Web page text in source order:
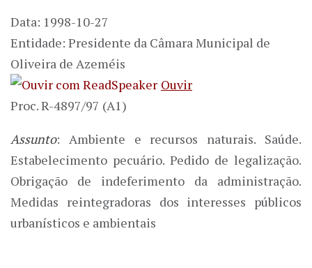
Data: 1998-10-27
Entidade: Presidente da Câmara Municipal de
Oliveira de Azeméis
Ouvir
Proc. R-4897/97 (A1)
Assunto: Ambiente e recursos naturais. Saúde.
Estabelecimento pecuário. Pedido de legalização.
Obrigação de indeferimento da administração.
Medidas reintegradoras dos interesses públicos
urbanísticos e ambientais